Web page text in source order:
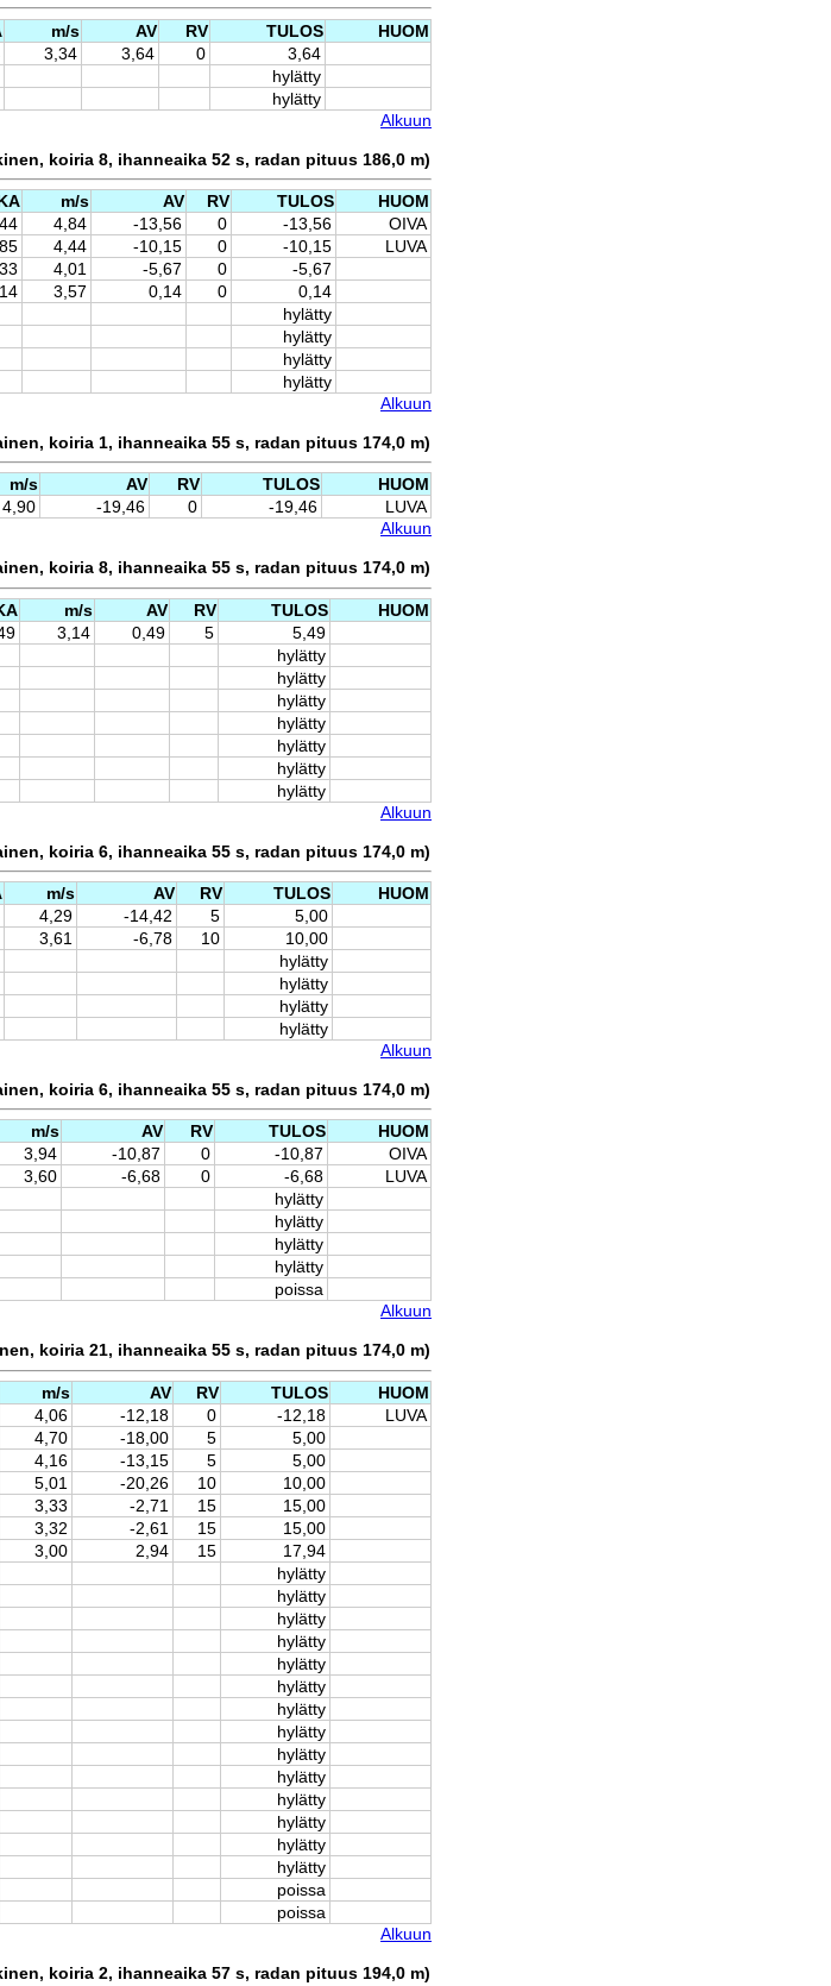
m/s AV RV TULOS
HUOM
3,34 3,64 0
3,64
hylätty
hylätty
Alkuun
koiria 8, ihanneaika 52 s, radan pituus 186,0 m)
m/s AV RV TULOS
HUOM
4,84 -13,56 0 -13,56
OIVA
4,44 -10,15 0 -10,15
LUVA
4,01 -5,67 0
-5,67
3,57 0,14 0
0,14
hylätty
hylätty
hylätty
hylätty
Alkuun
koiria 1, ihanneaika 55 s, radan pituus 174,0 m)
m/s AV RV TULOS
HUOM
4,90 -19,46 0 -19,46
LUVA
Alkuun
koiria 8, ihanneaika 55 s, radan pituus 174,0 m)
m/s AV RV TULOS
HUOM
3,14 0,49 5
5,49
hylätty
hylätty
hylätty
hylätty
hylätty
hylätty
hylätty
Alkuun
koiria 6, ihanneaika 55 s, radan pituus 174,0 m)
m/s AV RV TULOS
HUOM
4,29 -14,42 5
5,00
3,61 -6,78 10
10,00
hylätty
hylätty
hylätty
hylätty
Alkuun
koiria 6, ihanneaika 55 s, radan pituus 174,0 m)
m/s AV RV TULOS
HUOM
3,94 -10,87 0 -10,87
OIVA
3,60 -6,68 0 -6,68
LUVA
hylätty
hylätty
hylätty
hylätty
poissa
Alkuun
koiria 21, ihanneaika 55 s, radan pituus 174,0 m)
m/s AV RV TULOS
HUOM
4,06 -12,18 0 -12,18
LUVA
4,70 -18,00 5
5,00
4,16 -13,15 5
5,00
5,01 -20,26 10
10,00
3,33 -2,71 15
15,00
3,32 -2,61 15
15,00
3,00 2,94 15
17,94
hylätty
hylätty
hylätty
hylätty
hylätty
hylätty
hylätty
hylätty
hylätty
hylätty
hylätty
hylätty
hylätty
hylätty
poissa
poissa
Alkuun
koiria 2, ihanneaika 57 s, radan pituus 194,0 m)